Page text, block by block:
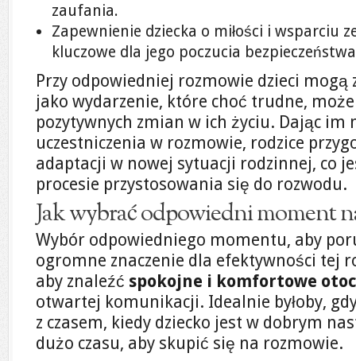
zaufania.
Zapewnienie dziecka o miłości i wsparciu
kluczowe dla jego poczucia
Przy odpowiedniej rozmowie dzieci mogą
jako wydarzenie, które choć trudne,
pozytywnych zmian w ich życiu. Dając
uczestniczenia w rozmowie, rodzice
adaptacji w nowej sytuacji rodzinnej, co
procesie przystosowania się do rozwodu.
Jak wybrać odpowiedni moment
Wybór odpowiedniego momentu, aby
ogromne znaczenie dla efektywności tej
aby znaleźć spokojne i komfortowe
otwartej komunikacji. Idealnie byłoby,
z czasem, kiedy dziecko jest w dobrym
dużo czasu, aby skupić się na rozmowie.